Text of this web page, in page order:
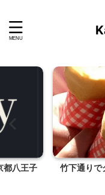
都八王子
竹下通りで